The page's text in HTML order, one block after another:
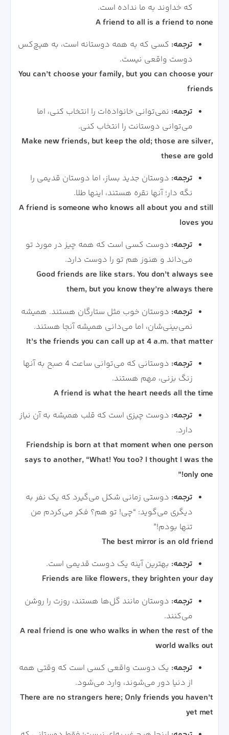
که خداوند به ما نداده است.
A friend to all is a friend to none
ترجمه: کسی که به همه دوستانه است، به هیچ‌کس
دوست واقعی نیست.
You can’t choose your family, but you can choose your
friends
ترجمه: نمی‌توانی خانواده‌ات را انتخاب کنی، اما
می‌توانی دوستانت را انتخاب کنی.
Make new friends, but keep the old; those are silver,
these are gold
ترجمه: دوستان جدید بساز، اما دوستان قدیمی را
نگه دار؛ آنها نقره هستند، اینها طلا.
A friend is someone who knows all about you and still
loves you
ترجمه: دوست کسی است که همه چیز در مورد تو
می‌داند و هنوز هم تو را دوست دارد.
Good friends are like stars. You don’t always see
them, but you know they’re always there
ترجمه: دوستان خوب مثل ستارگان هستند. همیشه
نمی‌بینی‌شان، اما می‌دانی همیشه آنجا هستند.
It’s the friends you can call up at 4 a.m. that matter
ترجمه:
دوستانی که می‌توانی ساعت 4 صبح به آنها
زنگ بزنی، مهم هستند.
A friend is what the heart needs all the time
ترجمه: دوست چیزی است که قلب همیشه به آن نیاز
دارد.
Friendship is born at that moment when one person
says to another, “What! You too? I thought I was the
only one!”
ترجمه: دوستی زمانی شکل می‌گیرد که یک نفر به
دیگری می‌گوید: “چی! تو هم؟ فکر می‌کردم من
تنها بودم!”
The best mirror is an old friend
ترجمه: بهترین آینه یک دوست قدیمی است.
Friends are like flowers, they brighten your day
ترجمه: دوستان مانند گل‌ها هستند، روزت را روشن
می‌کنند.
A real friend is one who walks in when the rest of the
world walks out
ترجمه: یک دوست واقعی کسی است که وقتی همه
از دنیا دور می‌شوند، وارد می‌شود.
There are no strangers here; Only friends you haven’t
yet met